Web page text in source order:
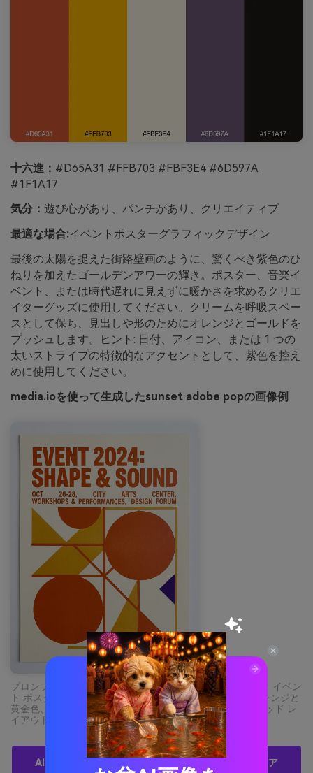
十六進： #D65A31 #FFB703 #FBF3E4 #6D597A
#1F1A17
気分： 遊び心があり、パンチがあり、クリエイティブ
最適な場合:イベントポスターグラフィックデザイン
最後の太陽を捉えた街路壁画のように、驚くべき紫色のひ
ねりを加えたゴールデンアワーの輝き。ポスター、音楽イ
ベント、または時代遅れに見えずに暖かさを求めるクリエ
イターグッズに使用してください。クリームを呼吸スペー
スとして保ち、見出しや形のためにオレンジとゴールドを
プッシュします。ヒント: 日付、アイコン、または 1 つの
太いストライプの特徴的なアクセントとして、紫色を控え
めに使用してください。
media.ioを使って生成したsunset adobe popの画像例
プロンプト: 無地の明るい背景に大胆なタイポグラフィック イベン
ト ポスター デザイン、抽象的な幾何学的形状、暖かいオレンジと
黄金色、小さなバイオレットのアクセント、モダンなグリッド レ
イアウト、写真なし、手なし --ar 3:4
AI を使用して焼き付けられたシエナ パレット ビジュア